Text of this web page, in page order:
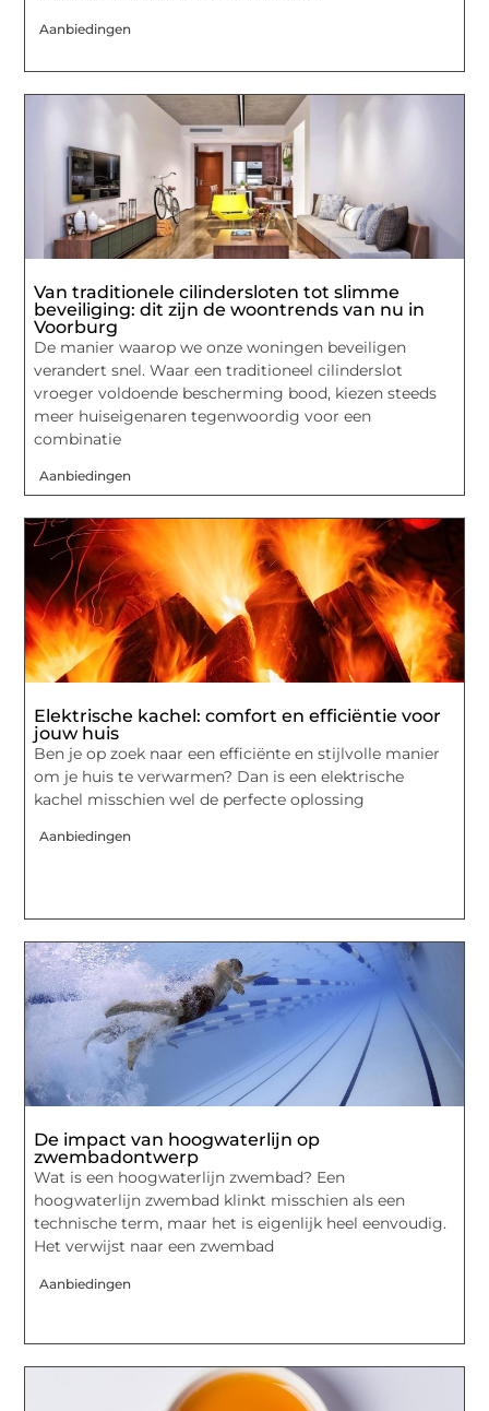
Aanbiedingen
Van traditionele cilindersloten tot slimme
beveiliging: dit zijn de woontrends van nu in
Voorburg
De manier waarop we onze woningen beveiligen
verandert snel. Waar een traditioneel cilinderslot
vroeger voldoende bescherming bood, kiezen steeds
meer huiseigenaren tegenwoordig voor een
combinatie
Aanbiedingen
Elektrische kachel: comfort en efficiëntie voor
jouw huis
Ben je op zoek naar een efficiënte en stijlvolle manier
om je huis te verwarmen? Dan is een elektrische
kachel misschien wel de perfecte oplossing
Aanbiedingen
De impact van hoogwaterlijn op
zwembadontwerp
Wat is een hoogwaterlijn zwembad? Een
hoogwaterlijn zwembad klinkt misschien als een
technische term, maar het is eigenlijk heel eenvoudig.
Het verwijst naar een zwembad
Aanbiedingen